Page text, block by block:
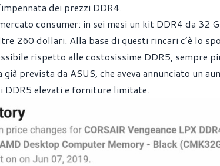
dei prezzi DDR4.
consumer: in sei mesi un kit DDR4 da 32
260 dollari. Alla base di questi rincari c’è lo
rispetto alle costosissime DDR5, sempre
prevista da ASUS, che aveva annunciato un
DDR5 elevati e forniture limitate.